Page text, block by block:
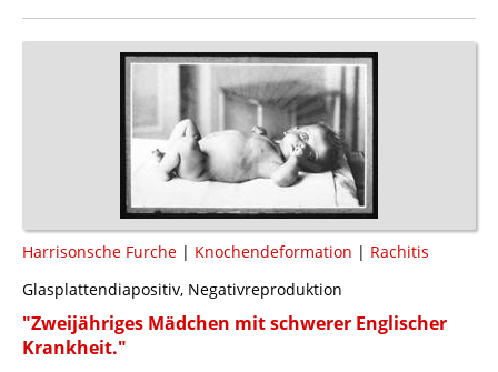
Harrisonsche Furche | Knochendeformation | Rachitis
Glasplattendiapositiv, Negativreproduktion
"Zweijähriges Mädchen mit schwerer Englischer
Krankheit."